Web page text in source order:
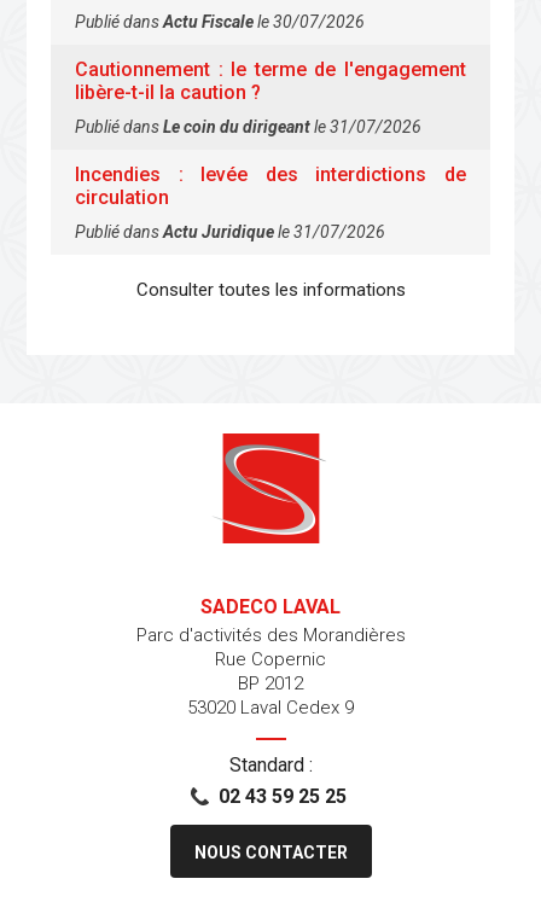
Publié dansActu Fiscalele 30/07/2026
Cautionnement : le terme de l'engagement
libère-t-il la caution ?
Publié dansLe coin du dirigeantle 31/07/2026
Incendies : levée des interdictions de
circulation
Publié dansActu Juridiquele 31/07/2026
Consulter toutes les informations
SADECO LAVAL
Parc d'activités des Morandières
Rue Copernic
BP 2012
53020 Laval Cedex 9
Standard :
02 43 59 25 25
NOUS CONTACTER